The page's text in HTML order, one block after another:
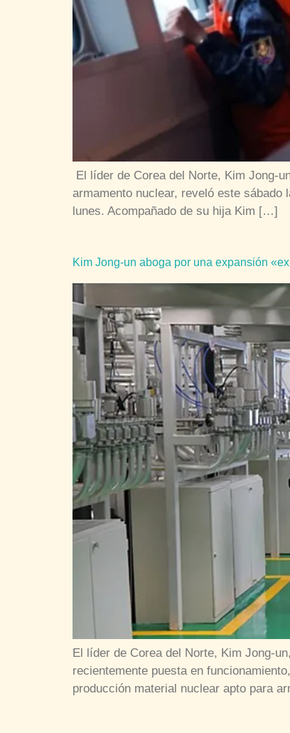
El líder de Corea del Norte, Kim Jong-
armamento nuclear, reveló este
lunes. Acompañado de su hija Kim […]
Kim Jong-un aboga por una expansión
El líder de Corea del Norte, Kim Jong-
recientemente puesta en
producción material nuclear apto para